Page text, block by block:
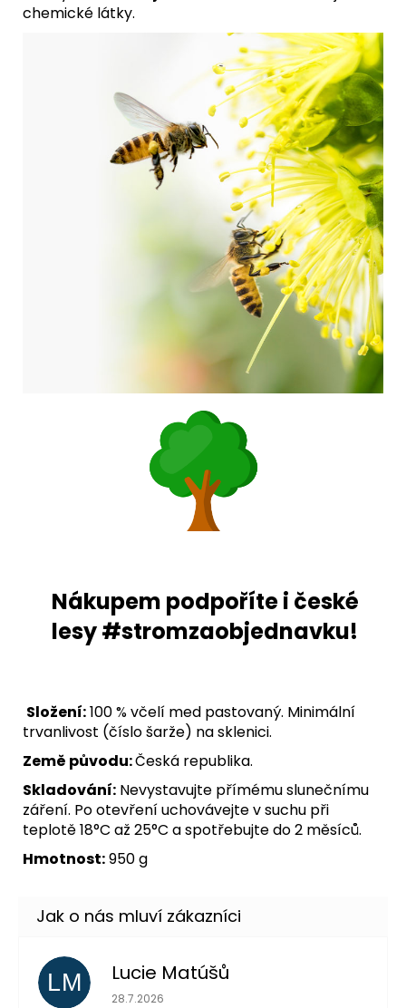
chemické látky.
Nákupem podpoříte i české
lesy #stromzaobjednavku!
Složení:100 % včelí med pastovaný. Minimální
trvanlivost (číslo šarže) na sklenici.
Země původu:Česká republika.
Skladování: Nevystavujte přímému slunečnímu
záření. Po otevření uchovávejte v suchu při
teplotě 18°C až 25°C a spotřebujte do 2 měsíců.
Hmotnost:950 g
LM Lucie Matúšů
Hodnocení obchodu je 5 z 5 hvězdiček.
28.7.2026